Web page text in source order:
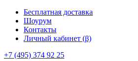
Бесплатная доставка
Шоурум
Контакты
Личный кабинет (β)
+7 (495) 374 92 25